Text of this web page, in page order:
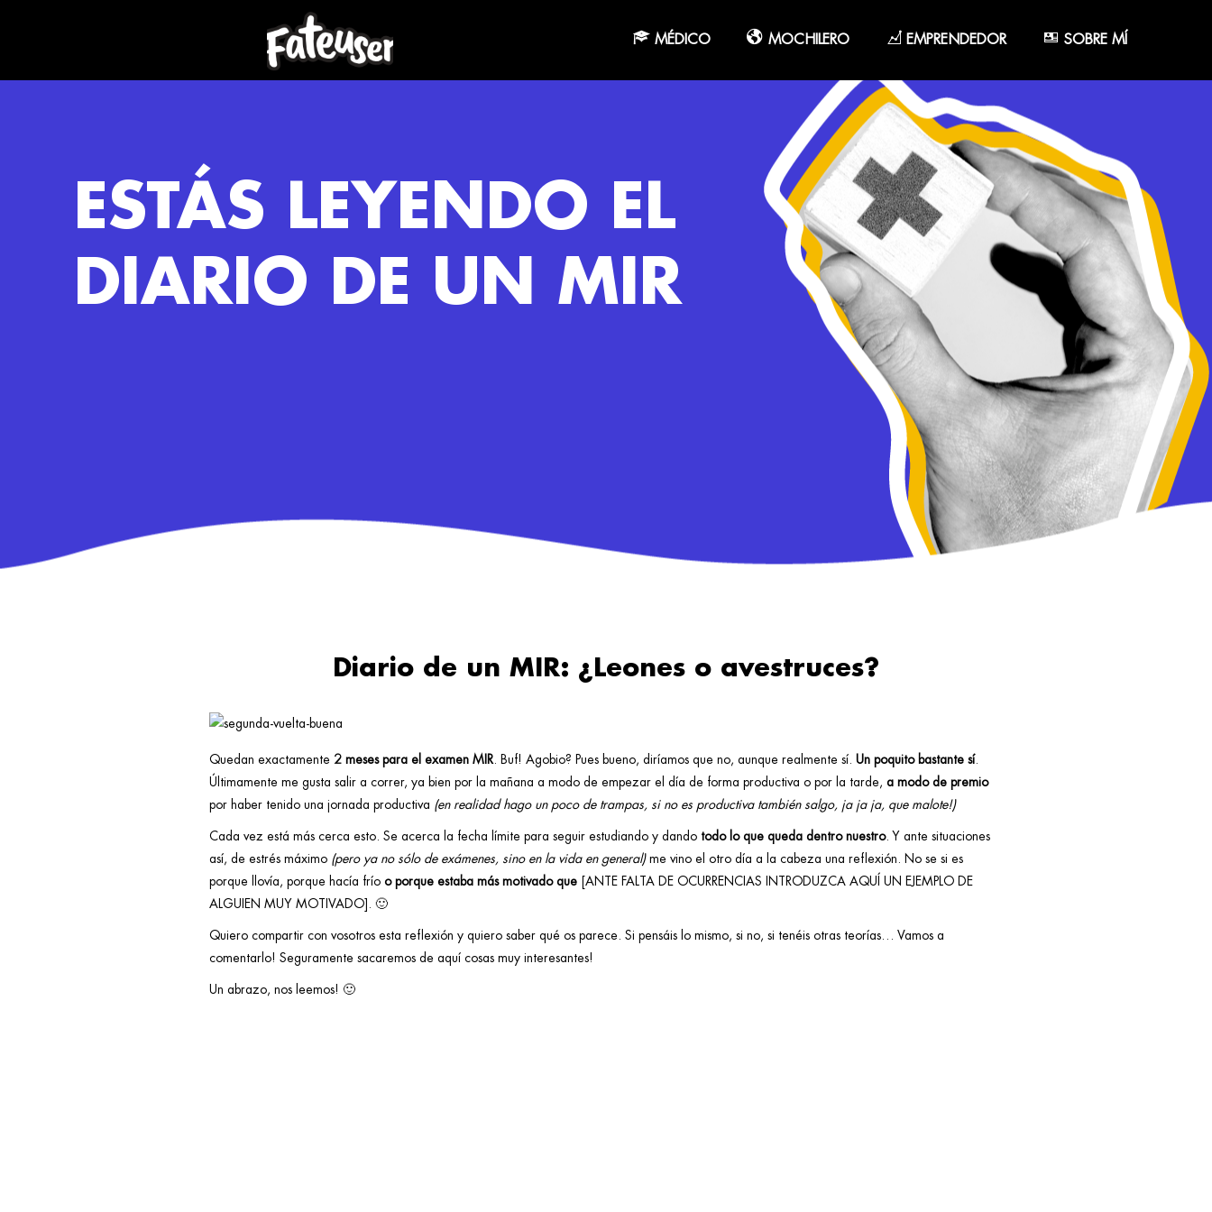
MÉDICO MOCHILERO EMPRENDEDOR SOBRE MÍ
ESTÁS LEYENDO EL
DIARIO DE UN MIR
Diario de un MIR: ¿Leones o avestruces?
Quedan exactamente 2 meses para el examen MIR . Buf! Agobio? Pues bueno, diríamos que no, aunque realmente sí. Un poquito bastante sí.
Últimamente me gusta salir a correr, ya bien por la mañana a modo de empezar el día de forma productiva o por la tarde, a modo de premio
por haber tenido una jornada productiva (en realidad hago un poco de trampas, si no es productiva también salgo, ja ja ja, que malote!)
Cada vez está más cerca esto. Se acerca la fecha límite para seguir estudiando y dando todo lo que queda dentro nuestro. Y ante situaciones
así, de estrés máximo (pero ya no sólo de exámenes, sino en la vida en general) me vino el otro día a la cabeza una reflexión. No se si es
porque llovía, porque hacía frío o porque estaba más motivado que [ANTE FALTA DE OCURRENCIAS INTRODUZCA AQUÍ UN EJEMPLO DE
ALGUIEN MUY MOTIVADO]. 🙂
Quiero compartir con vosotros esta reflexión y quiero saber qué os parece. Si pensáis lo mismo, si no, si tenéis otras teorías… Vamos a
comentarlo! Seguramente sacaremos de aquí cosas muy interesantes!
Un abrazo, nos leemos! 🙂